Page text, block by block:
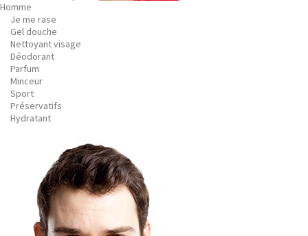
Homme
Je me rase
Gel douche
Nettoyant visage
Déodorant
Parfum
Minceur
Sport
Préservatifs
Hydratant